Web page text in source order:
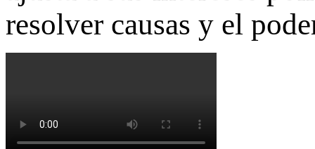
resolver causas y el